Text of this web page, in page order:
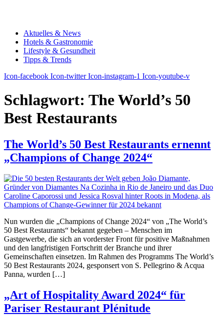
Aktuelles & News
Hotels & Gastronomie
Lifestyle & Gesundheit
Tipps & Trends
Icon-facebook Icon-twitter Icon-instagram-1 Icon-youtube-v
Schlagwort: The World’s 50
Best Restaurants
The World’s 50 Best Restaurants ernennt
„Champions of Change 2024“
Nun wurden die „Champions of Change 2024“ von „The World’s
50 Best Restaurants“ bekannt gegeben – Menschen im
Gastgewerbe, die sich an vorderster Front für positive Maßnahmen
und den langfristigen Fortschritt der Branche und ihrer
Gemeinschaften einsetzen. Im Rahmen des Programms The World’s
50 Best Restaurants 2024, gesponsert von S. Pellegrino & Acqua
Panna, wurden […]
„Art of Hospitality Award 2024“ für
Pariser Restaurant Plénitude